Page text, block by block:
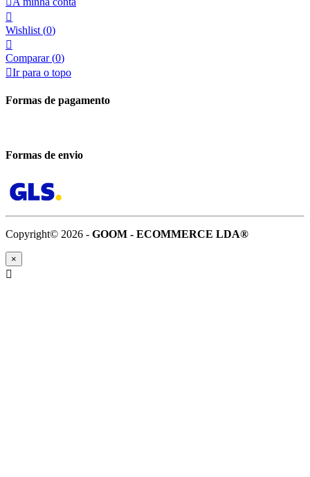

Wishlist (0)

Comparar (0)
Ir para o topo
Formas de pagamento
Formas de envio
Copyright© 2026 - GOOM - ECOMMERCE LDA®
×
